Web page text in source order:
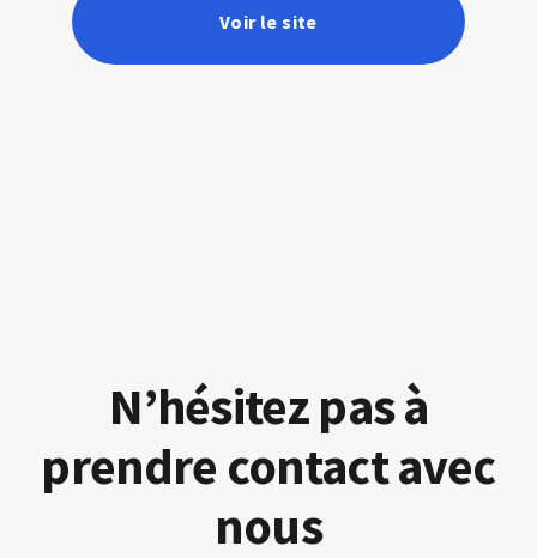
Voir le site
N’hésitez pas à
prendre contact avec
nous